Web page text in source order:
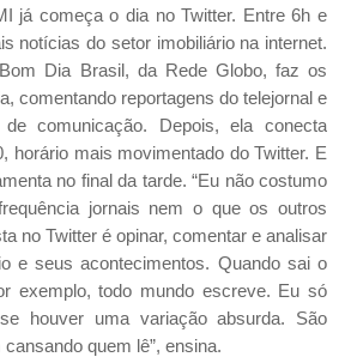
já começa o dia no Twitter. Entre 6h e
notícias do setor imobiliário na internet.
Dia Brasil, da Rede Globo, faz os
comentando reportagens do telejornal e
comunicação. Depois, ela conecta
horário mais movimentado do Twitter. E
no final da tarde. “Eu não costumo
jornais nem o que os outros
no Twitter é opinar, comentar e analisar
e seus acontecimentos. Quando sai o
exemplo, todo mundo escreve. Eu só
houver uma variação absurda. São
quem lê”, ensina.